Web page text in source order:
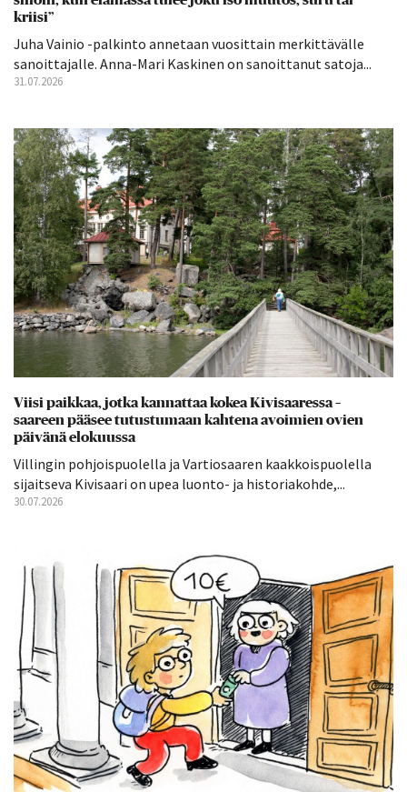
kriisi”
Juha Vainio -palkinto annetaan vuosittain merkittävälle
sanoittajalle. Anna-Mari Kaskinen on sanoittanut satoja...
31.07.2026
Viisi paikkaa, jotka kannattaa kokea Kivisaaressa –
saareen pääsee tutustumaan kahtena avoimien ovien
päivänä elokuussa
Villingin pohjoispuolella ja Vartiosaaren kaakkoispuolella
sijaitseva Kivisaari on upea luonto- ja historiakohde,...
30.07.2026